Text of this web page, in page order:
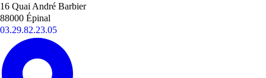
16 Quai André Barbier
88000 Épinal
03.29.82.23.05